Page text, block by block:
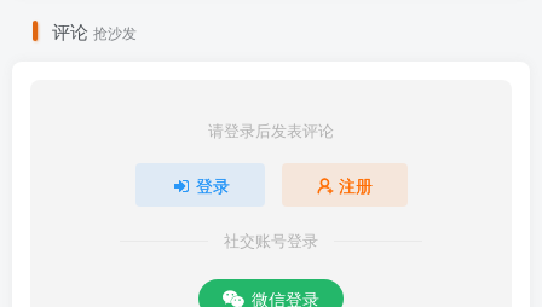
评论 抢沙发
请登录后发表评论
登录 注册
社交账号登录
微信登录